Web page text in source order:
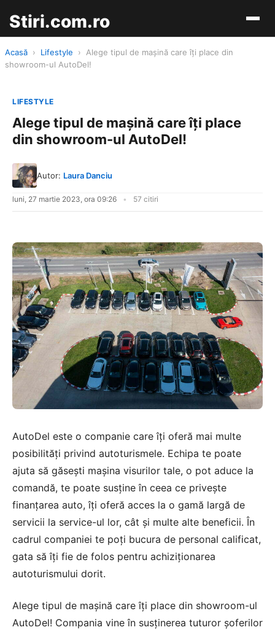
Stiri.com.ro
Acasă › Lifestyle ›
Alege tipul de mașină care îți place din
showroom-ul AutoDel!
LIFESTYLE
Alege tipul de mașină care îți place
din showroom-ul AutoDel!
Autor: Laura Danciu
luni, 27 martie 2023, ora 09:26 57 citiri
AutoDel este o companie care îți oferă mai multe
posibilități privind autoturismele. Echipa te poate
ajuta să găsești mașina visurilor tale, o pot aduce la
comandă, te poate susține în ceea ce privește
finanțarea auto, îți oferă acces la o gamă largă de
servicii la service-ul lor, cât și multe alte beneficii. În
cadrul companiei te poți bucura de personal calificat,
gata să îți fie de folos pentru achiziționarea
autoturismului dorit.
Alege tipul de mașină care îți place din showroom-ul
AutoDel! Compania vine în susținerea tuturor șoferilor